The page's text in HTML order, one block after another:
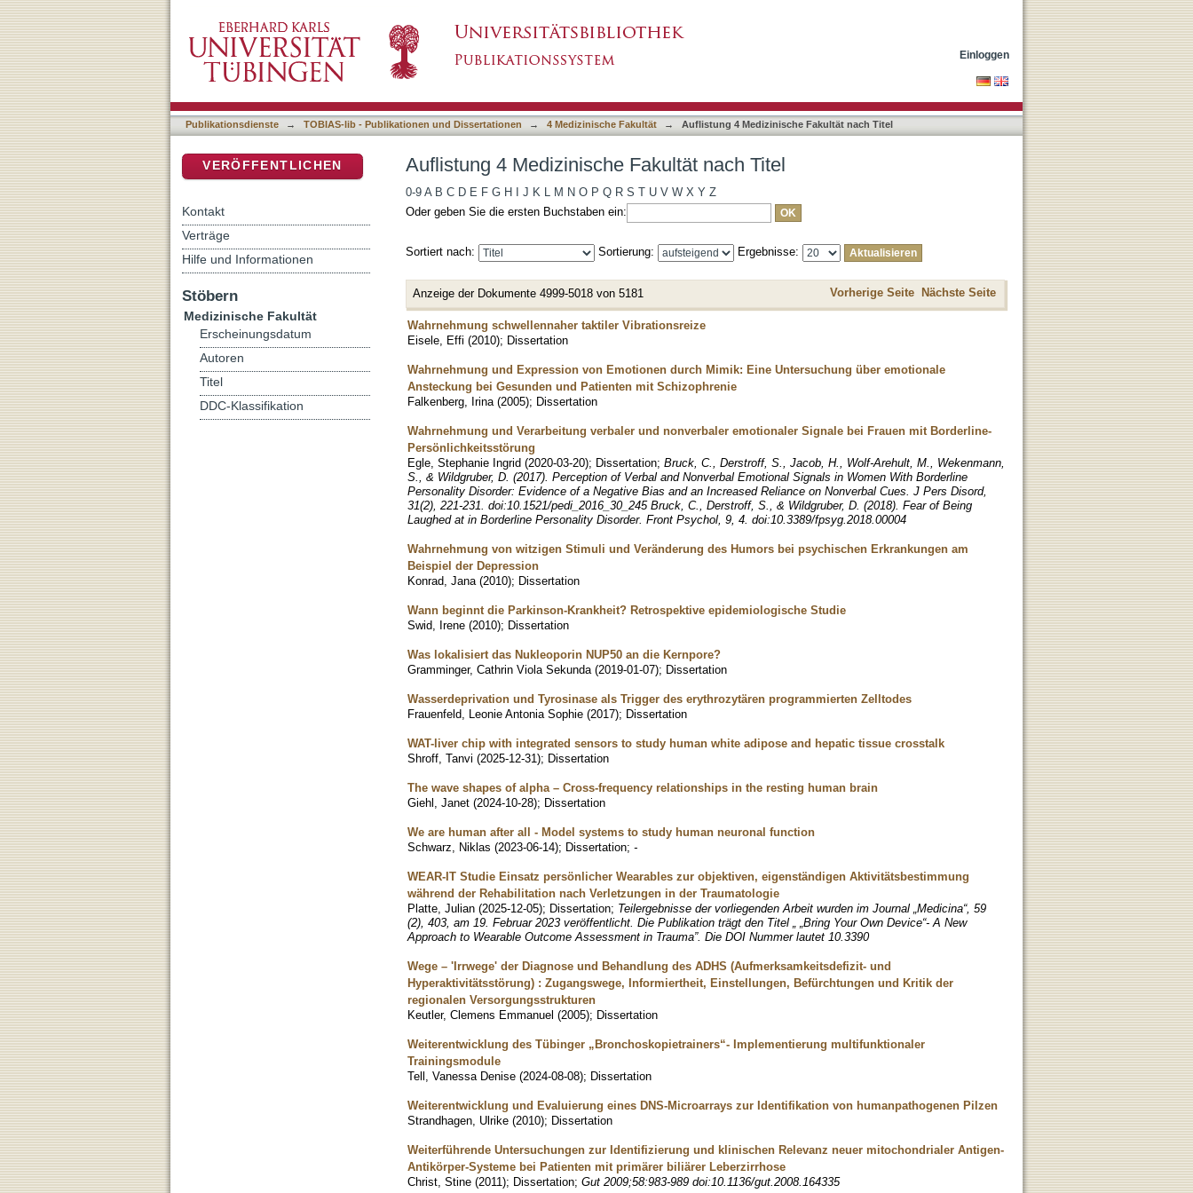
Einloggen
Publikationsdienste → TOBIAS-lib - Publikationen und Dissertationen → 4 Medizinische Fakultät → Auflistung 4 Medizinische Fakultät nach Titel
Auflistung 4 Medizinische Fakultät nach Titel
0-9 A B C D E F G H J K L M N O P Q R S T U V W X Y Z
Oder geben Sie die ersten Buchstaben ein:
Sortiert nach: Sortierung: Ergebnisse:
Anzeige der Dokumente 4999-5018 von 5181 Vorherige Seite Nächste Seite
Wahrnehmung schwellennaher taktiler Vibrationsreize
Eisele, Effi (2010); Dissertation
Wahrnehmung und Expression von Emotionen durch Mimik: Eine Untersuchung über emotionale
Ansteckung bei Gesunden und Patienten mit Schizophrenie
Falkenberg, Irina (2005); Dissertation
Wahrnehmung und Verarbeitung verbaler und nonverbaler emotionaler Signale bei Frauen mit Borderline-
Persönlichkeitsstörung
Egle, Stephanie Ingrid (2020-03-20); Dissertation; Bruck, C., Derstroff, S., Jacob, H., Wolf-Arehult, M., Wekenmann,
S., & Wildgruber, D. (2017). Perception of Verbal and Nonverbal Emotional Signals in Women With Borderline
Personality Disorder: Evidence of a Negative Bias and an Increased Reliance on Nonverbal Cues. J Pers Disord,
31(2), 221-231. doi:10.1521/pedi_2016_30_245 Bruck, C., Derstroff, S., & Wildgruber, D. (2018). Fear of Being
Laughed at in Borderline Personality Disorder. Front Psychol, 9, 4. doi:10.3389/fpsyg.2018.00004
Wahrnehmung von witzigen Stimuli und Veränderung des Humors bei psychischen Erkrankungen am
Beispiel der Depression
Konrad, Jana (2010); Dissertation
Wann beginnt die Parkinson-Krankheit? Retrospektive epidemiologische Studie
Swid, Irene (2010); Dissertation
Was lokalisiert das Nukleoporin NUP50 an die Kernpore?
Gramminger, Cathrin Viola Sekunda (2019-01-07); Dissertation
Wasserdeprivation und Tyrosinase als Trigger des erythrozytären programmierten Zelltodes
Frauenfeld, Leonie Antonia Sophie (2017); Dissertation
WAT-liver chip with integrated sensors to study human white adipose and hepatic tissue crosstalk
Shroff, Tanvi (2025-12-31); Dissertation
The wave shapes of alpha – Cross-frequency relationships in the resting human brain
Giehl, Janet (2024-10-28); Dissertation
We are human after all - Model systems to study human neuronal function
Schwarz, Niklas (2023-06-14); Dissertation; -
WEAR-IT Studie Einsatz persönlicher Wearables zur objektiven, eigenständigen Aktivitätsbestimmung
während der Rehabilitation nach Verletzungen in der Traumatologie
Platte, Julian (2025-12-05); Dissertation; Teilergebnisse der vorliegenden Arbeit wurden im Journal „Medicina“, 59
(2), 403, am 19. Februar 2023 veröffentlicht. Die Publikation trägt den Titel „ „Bring Your Own Device“- A New
Approach to Wearable Outcome Assessment in Trauma”. Die DOI Nummer lautet 10.3390
Wege – 'Irrwege' der Diagnose und Behandlung des ADHS (Aufmerksamkeitsdefizit- und
Hyperaktivitätsstörung) : Zugangswege, Informiertheit, Einstellungen, Befürchtungen und Kritik der
regionalen Versorgungsstrukturen
Keutler, Clemens Emmanuel (2005); Dissertation
Weiterentwicklung des Tübinger „Bronchoskopietrainers“- Implementierung multifunktionaler
Trainingsmodule
Tell, Vanessa Denise (2024-08-08); Dissertation
Weiterentwicklung und Evaluierung eines DNS-Microarrays zur Identifikation von humanpathogenen Pilzen
Strandhagen, Ulrike (2010); Dissertation
Weiterführende Untersuchungen zur Identifizierung und klinischen Relevanz neuer mitochondrialer Antigen-
Antikörper-Systeme bei Patienten mit primärer biliärer Leberzirrhose
Christ, Stine (2011); Dissertation; Gut 2009;58:983-989 doi:10.1136/gut.2008.164335
VERÖFFENTLICHEN
Kontakt
Verträge
Hilfe und Informationen
Stöbern
Medizinische Fakultät
Erscheinungsdatum
Autoren
Titel
DDC-Klassifikation